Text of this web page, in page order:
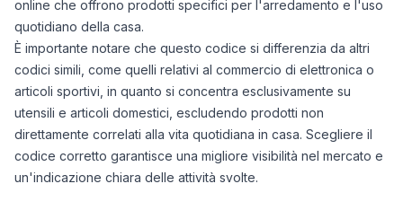
online che offrono prodotti specifici per l'arredamento e l'uso
quotidiano della casa.
È importante notare che questo codice si differenzia da altri
codici simili, come quelli relativi al commercio di elettronica o
articoli sportivi, in quanto si concentra esclusivamente su
utensili e articoli domestici, escludendo prodotti non
direttamente correlati alla vita quotidiana in casa. Scegliere il
codice corretto garantisce una migliore visibilità nel mercato e
un'indicazione chiara delle attività svolte.